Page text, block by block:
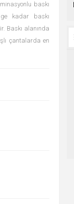
baskı
kadar baskı
Baskı alanında
çantalarda en